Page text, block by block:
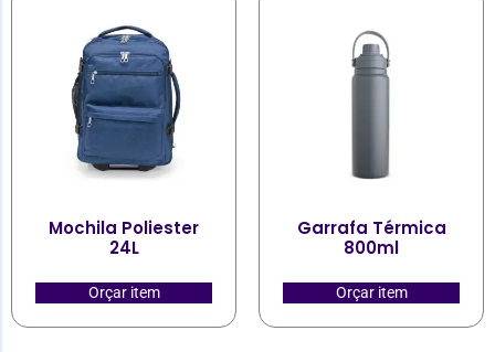
Mochila Poliester
24L
Orçar item
Garrafa Térmica
800ml
Orçar item